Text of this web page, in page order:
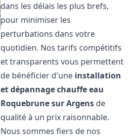
dans les délais les plus brefs,
pour minimiser les
perturbations dans votre
quotidien. Nos tarifs compétitifs
et transparents vous permettent
de bénéficier d'une installation
et dépannage chauffe eau
Roquebrune sur Argens de
qualité à un prix raisonnable.
Nous sommes fiers de nos